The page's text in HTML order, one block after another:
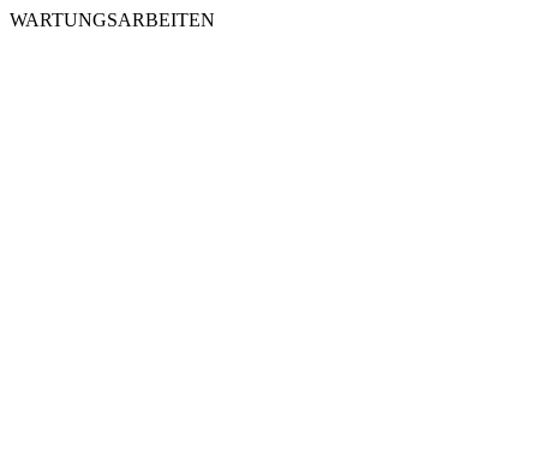
WARTUNGSARBEITEN